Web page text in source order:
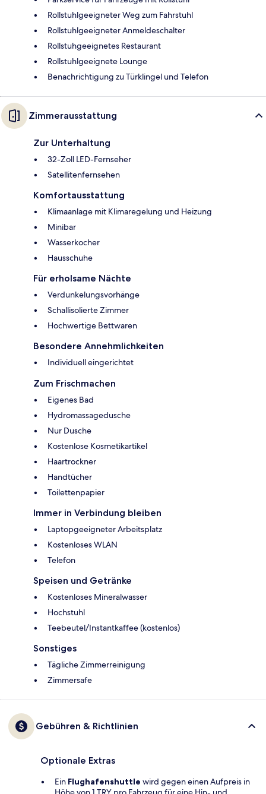
Rollstuhlgeeigneter Weg zum Fahrstuhl
Rollstuhlgeeigneter Anmeldeschalter
Rollstuhgeeignetes Restaurant
Rollstuhlgeeignete Lounge
Benachrichtigung zu Türklingel und Telefon
Zimmerausstattung
Zur Unterhaltung
32-Zoll LED-Fernseher
Satellitenfernsehen
Komfortausstattung
Klimaanlage mit Klimaregelung und Heizung
Minibar
Wasserkocher
Hausschuhe
Für erholsame Nächte
Verdunkelungsvorhänge
Schallisolierte Zimmer
Hochwertige Bettwaren
Besondere Annehmlichkeiten
Individuell eingerichtet
Zum Frischmachen
Eigenes Bad
Hydromassagedusche
Nur Dusche
Kostenlose Kosmetikartikel
Haartrockner
Handtücher
Toilettenpapier
Immer in Verbindung bleiben
Laptopgeeigneter Arbeitsplatz
Kostenloses WLAN
Telefon
Speisen und Getränke
Kostenloses Mineralwasser
Hochstuhl
Teebeutel/Instantkaffee (kostenlos)
Sonstiges
Tägliche Zimmerreinigung
Zimmersafe
Gebühren & Richtlinien
Optionale Extras
Ein Flughafenshuttle wird gegen einen Aufpreis in